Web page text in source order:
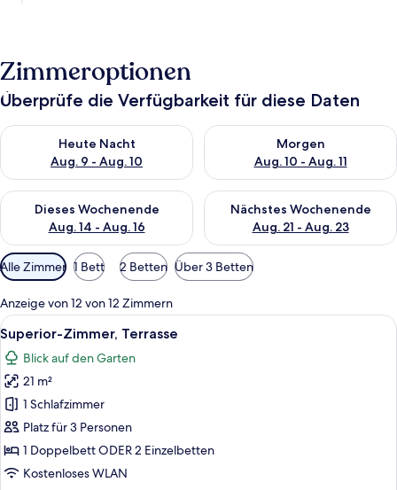
Zimmeroptionen
Überprüfe die Verfügbarkeit für diese Daten
Heute Nacht
Aug. 9 - Aug. 10
Überprüfe die Verfügbarkeit für heute Nacht, Aug. 9 - Aug.
Morgen
Aug. 10 - Aug. 11
Überprüfe die Verfügbarkeit
Dieses Wochenende
Aug. 14 - Aug. 16
Überprüfe die Verfügbarkeit für dieses Wochenende, Aug. 14
Nächstes Wochenende
Aug. 21 - Aug. 23
Überprüfe die Verfügbarkeit
Verfügbare
Filter
für
Zimmer
Alle Zimmer 1 Bett 2 Betten Über 3 Betten
Anzeige von 12 von 12 Zimmern
Alle
Fotos
für
Superior-
Zimmer,
Terrasse
anzeigen
Ein modernes Hotelzimmer mit
6
Superior-Zimmer, Terrasse
Blick auf den Garten
21 m²
1 Schlafzimmer
Platz für 3 Personen
1 Doppelbett ODER 2 Einzelbetten
Kostenloses WLAN